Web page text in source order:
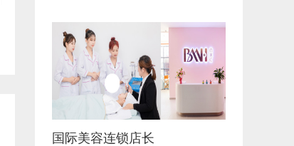
国际美容连锁店长